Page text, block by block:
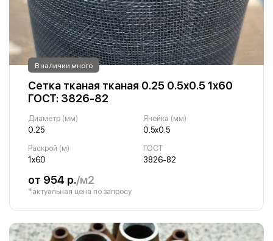
В наличии много
Сетка тканая тканая 0.25 0.5х0.5 1х60
ГОСТ: 3826-82
Диаметр (мм)
0.25
Ячейка (мм)
0.5х0.5
Раскрой (м)
1х60
ГОСТ
3826-82
от 954 р./м2
*актуальная цена по запросу